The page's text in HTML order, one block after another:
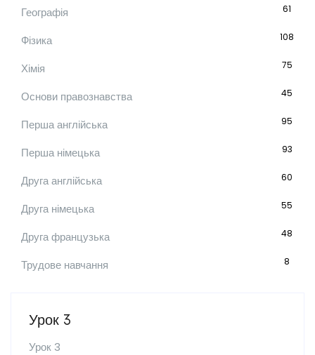
Географія 61
Фізика 108
Хімія 75
Основи правознавства 45
Перша англійська 95
Перша німецька 93
Друга англійська 60
Друга німецька 55
Друга французька 48
Трудове навчання 8
Урок 3
Урок 3